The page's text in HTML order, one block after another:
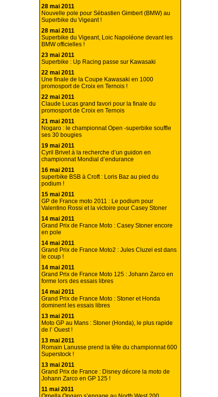
28 mai 2011
Nouvelle pole pour Sébastien Gimbert (BMW) au
Superbike du Vigeant !
28 mai 2011
Superbike du Vigeant, Loic Napoléone devant les
BMW officielles !
23 mai 2011
Superbike : Up Racing passe sur Kawasaki
22 mai 2011
Une finale de la Coupe Kawasaki en 1000
promosport de Croix en Ternois !
22 mai 2011
Claude Lucas grand favori pour la finale du
promosport de Croix en Ternois
21 mai 2011
Nogaro : le championnat Open -superbike souffle
ses 30 bougies
19 mai 2011
Cyril Brivet à la recherche d’un guidon en
championnat Mondial d’endurance
16 mai 2011
superbike BSB à Croft : Loris Baz au pied du
podium !
15 mai 2011
GP de France moto 2011 : Le podium pour
Valentino Rossi et la victoire pour Casey Stoner
14 mai 2011
Grand Prix de France Moto : Casey Stoner encore
en pole
14 mai 2011
Grand Prix de France Moto2 : Jules Cluzel est dans
le coup !
14 mai 2011
Grand Prix de France Moto 125 : Johann Zarco en
forme lors des essais libres
14 mai 2011
Grand Prix de France Moto : Stoner et Honda
dominent les essais libres
13 mai 2011
Moto GP au Mans : Stoner (Honda), le plus rapide
de l’ Ouest !
13 mai 2011
Romain Lanusse prend la tête du championnat 600
Superstock !
13 mai 2011
Grand Prix de France : Disney décore la moto de
Johann Zarco en GP 125 !
11 mai 2011